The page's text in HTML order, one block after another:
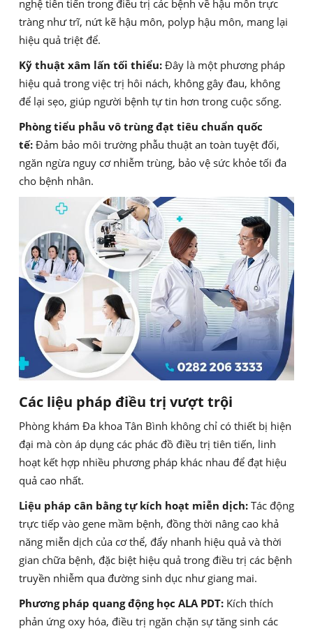
nghệ tiên tiến trong điều trị các bệnh về hậu môn trực
tràng như trĩ, nứt kẽ hậu môn, polyp hậu môn, mang lại
hiệu quả triệt để.
Kỹ thuật xâm lấn tối thiểu: Đây là một phương pháp
hiệu quả trong việc trị hôi nách, không gây đau, không
để lại sẹo, giúp người bệnh tự tin hơn trong cuộc sống.
Phòng tiểu phẫu vô trùng đạt tiêu chuẩn quốc
tế: Đảm bảo môi trường phẫu thuật an toàn tuyệt đối,
ngăn ngừa nguy cơ nhiễm trùng, bảo vệ sức khỏe tối đa
cho bệnh nhân.
Các liệu pháp điều trị vượt trội
Phòng khám Đa khoa Tân Bình không chỉ có thiết bị hiện
đại mà còn áp dụng các phác đồ điều trị tiên tiến, linh
hoạt kết hợp nhiều phương pháp khác nhau để đạt hiệu
quả cao nhất.
Liệu pháp cân bằng tự kích hoạt miễn dịch: Tác động
trực tiếp vào gene mầm bệnh, đồng thời nâng cao khả
năng miễn dịch của cơ thể, đẩy nhanh hiệu quả và thời
gian chữa bệnh, đặc biệt hiệu quả trong điều trị các bệnh
truyền nhiễm qua đường sinh dục như giang mai.
Phương pháp quang động học ALA PDT: Kích thích
phản ứng oxy hóa, điều trị ngăn chặn sự tăng sinh các